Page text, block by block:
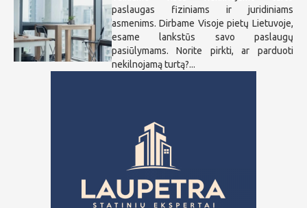
paslaugas fiziniams ir juridiniams
asmenims. Dirbame Visoje pietų Lietuvoje,
esame lankstūs savo paslaugų
pasiūlymams. Norite pirkti, ar parduoti
nekilnojamą turtą?...